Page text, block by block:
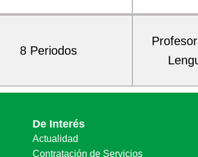
8 Periodos
De Interés
Actualidad
Contratación de Servicios